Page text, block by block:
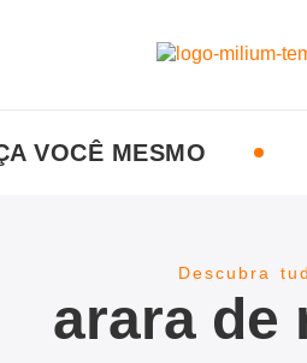
VOCÊ MESMO
Descubra
arara de